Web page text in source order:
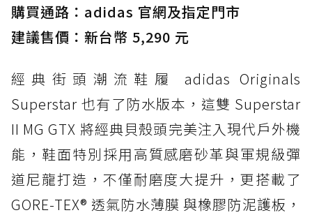
防水鞋推薦 3. Nike Dunk Low GORE-TEX：
經典 Dunk 輪廓加上防水科技，雨天穿搭帥度不
打折
防水鞋推薦 4. ASICS TRABUCO 14 GTX：搭
載 GORE-TEX 隱形貼合科技，全方位防水神鞋
防水鞋推薦 5. Salomon XT-6 GORE-TEX：潮
人必備山系鞋王！防滑、防水與街頭顏值一次攻
頂
防水鞋推薦 6. HOKA Stinson Evo GTX：越野
復刻厚底，GORE-TEX 防水與增高神器一次滿
購買通路：adidas 官網及指定門市
建議售價：新台幣 5,290 元
經典街頭潮流鞋履 adidas Originals
Superstar 也有了防水版本，這雙 Superstar
II MG GTX 將經典貝殼頭完美注入現代戶外機
能，鞋面特別採用高質感磨砂革與軍規級彈
道尼龍打造，不僅耐磨度大提升，更搭載了
GORE-TEX® 透氣防水薄膜 與橡膠防泥護板，